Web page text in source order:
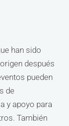
han sido
después
pueden
de
y apoyo para
También